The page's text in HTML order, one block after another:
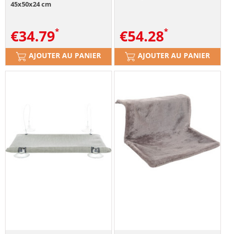
45x50x24 cm
€34.79
AJOUTER AU PANIER
€54.28
AJOUTER AU PANIER